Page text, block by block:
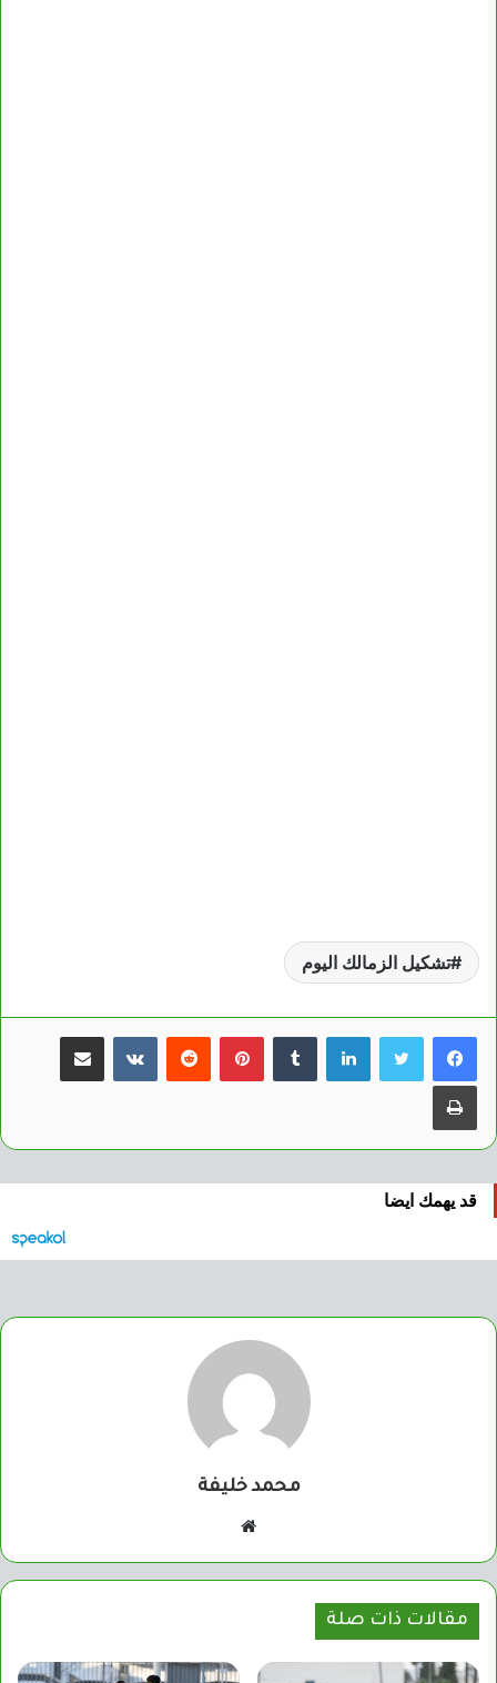
تشكيل الزمالك اليوم
لينكدإن بينتيريست مشاركة عبر البريد
طباعة
قد يهمك ايضا
محمد خليفة
مقالات ذات صلة